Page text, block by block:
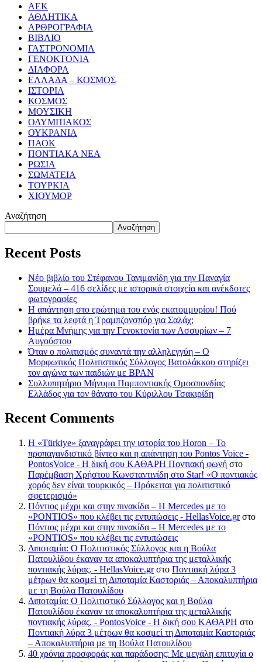
ΑΕΚ
ΑΘΛΗΤΙΚΑ
ΑΡΘΡΟΓΡΑΦΙΑ
ΒΙΒΛΙΟ
ΓΑΣΤΡΟΝΟΜΙΑ
ΓΕΝΟΚΤΟΝΙΑ
ΔΙΑΦΟΡΑ
ΕΛΛΑΔΑ – ΚΟΣΜΟΣ
ΙΣΤΟΡΙΑ
ΚΟΣΜΟΣ
ΜΟΥΣΙΚΗ
ΟΛΥΜΠΙΑΚΟΣ
ΟΥΚΡΑΝΙΑ
ΠΑΟΚ
ΠΟΝΤΙΑΚΑ ΝΕΑ
ΡΩΣΙΑ
ΣΩΜΑΤΕΙΑ
ΤΟΥΡΚΙΑ
ΧΙΟΥΜΟΡ
Αναζήτηση
Αναζήτηση
Recent Posts
Νέο βιβλίο του Στέφανου Τανιμανίδη για την Παναγία
Σουμελά – 416 σελίδες με ιστορικά στοιχεία και ανέκδοτες
φωτογραφίες
Η απάντηση στο ερώτημα του ενός εκατομμυρίου! Πού
βρήκε τα λεφτά η Τραμπζονσπόρ για Σαλάχ;
Ημέρα Μνήμης για την Γενοκτονία των Ασσυρίων – 7
Αυγούστου
Όταν ο πολιτισμός συναντά την αλληλεγγύη – Ο
Μορφωτικός Πολιτιστικός Σύλλογος Βατολάκκου στηρίζει
τον αγώνα των παιδιών με BPAN
Συλλυπητήριο Μήνυμα Παμποντιακής Ομοσπονδίας
Ελλάδος για τον θάνατο του Κύριλλου Τσακιρίδη
Recent Comments
Η «Türkiye» ξαναγράφει την ιστορία του Horon – Το
προπαγανδιστικό βίντεο και η απάντηση του Pontos Voice -
PontosVoice - H δική σου ΚΑΘΑΡΗ Ποντιακή φωνή στο
Παρέμβαση Χρήστου Κωνσταντινίδη στο Star! «Ο ποντιακός
χορός δεν είναι τουρκικός – Πρόκειται για πολιτιστικό
σφετερισμό»
Πόντιος μέχρι και στην πινακίδα – Η Mercedes με το
«PONTIOS» που κλέβει τις εντυπώσεις - HellasVoice.grστο
Πόντιος μέχρι και στην πινακίδα – Η Mercedes με το
«PONTIOS» που κλέβει τις εντυπώσεις
Διποταμία: Ο Πολιτιστικός Σύλλογος και η Βούλα
Πατουλίδου έκαναν τα αποκαλυπτήρια της μεταλλικής
ποντιακής λύρας. - HellasVoice.grστο Ποντιακή λύρα 3
μέτρων θα κοσμεί τη Διποταμία Καστοριάς – Αποκαλυπτήρια
με τη Βούλα Πατουλίδου
Διποταμία: Ο Πολιτιστικό Σύλλογος και η Βούλα
Πατουλίδου έκαναν τα αποκαλυπτήρια της μεταλλικής
ποντιακής λύρας. - PontosVoice - H δική σου ΚΑΘΑΡΗ στο
Ποντιακή λύρα 3 μέτρων θα κοσμεί τη Διποταμία Καστοριάς
– Αποκαλυπτήρια με τη Βούλα Πατουλίδου
40 χρόνια προσφοράς και παράδοσης: Με μεγάλη επιτυχία ο